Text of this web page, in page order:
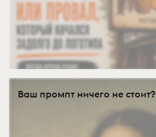
Ваш промпт ничего не стоит?